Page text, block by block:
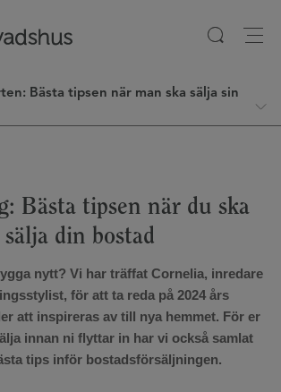
Bästa tipsen när man ska sälja sin
Bästa tipsen när du ska
sälja din bostad
nytt? Vi har träffat Cornelia, inredare
för att ta reda på 2024 års
att inspireras av till nya hemmet. För er
innan ni flyttar in har vi också samlat
tips inför bostadsförsäljningen.